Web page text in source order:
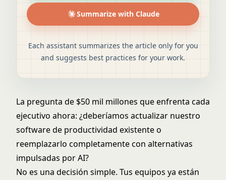
Summarize with Claude
Each assistant summarizes the article only for you
and suggests best practices for your work.
La pregunta de $50 mil millones que enfrenta cada
ejecutivo ahora: ¿deberíamos actualizar nuestro
software de productividad existente o
reemplazarlo completamente con alternativas
impulsadas por AI?
No es una decisión simple. Tus equipos ya están